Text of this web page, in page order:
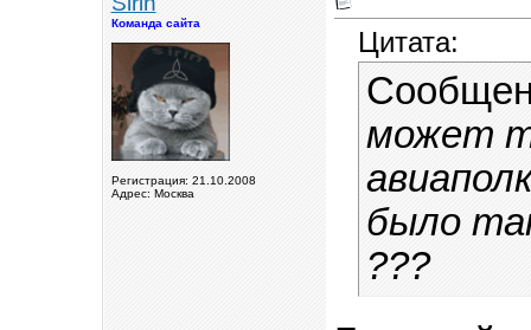
Команда сайта
Регистрация: 21.10.2008
Адрес: Москва
Цитата:
может
было
???